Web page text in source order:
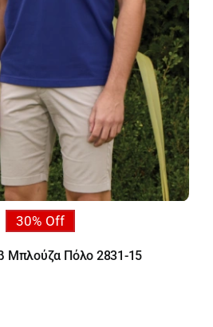
30% Off
Μπλούζα Πόλο 2831-15